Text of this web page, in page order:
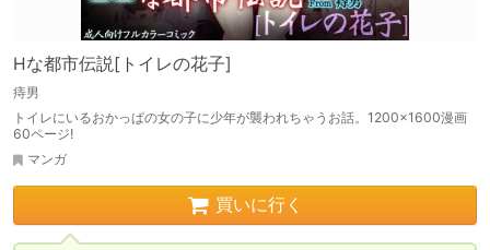
Hな都市伝説[トイレの花子]
痔男
トイレにいるおかっぱの女の子に少年が襲われちゃうお話。1200×1600漫画
60ページ!
マンガ
買いに行く